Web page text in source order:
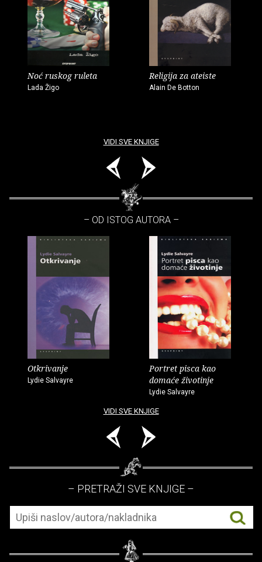
Noć ruskog ruleta
Lada Žigo
Religija za ateiste
Alain De Botton
VIDI SVE KNJIGE
– OD ISTOG AUTORA –
Otkrivanje
Lydie Salvayre
Portret pisca kao
domaće životinje
Lydie Salvayre
VIDI SVE KNJIGE
– PRETRAŽI SVE KNJIGE –